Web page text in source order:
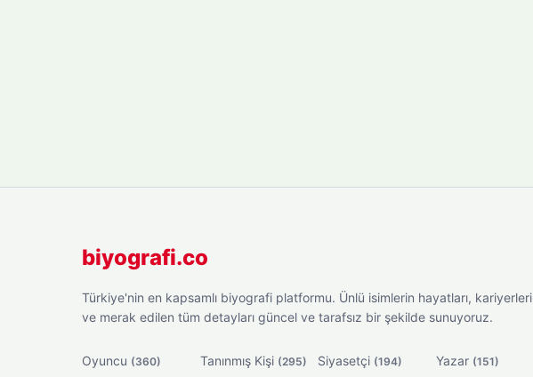
biyografi.co
Türkiye'nin en kapsamlı biyografi platformu. Ünlü isimlerin hayatları, kariyerleri
ve merak edilen tüm detayları güncel ve tarafsız bir şekilde sunuyoruz.
Oyuncu (360) Tanınmış Kişi (295) Siyasetçi (194) Yazar (151)